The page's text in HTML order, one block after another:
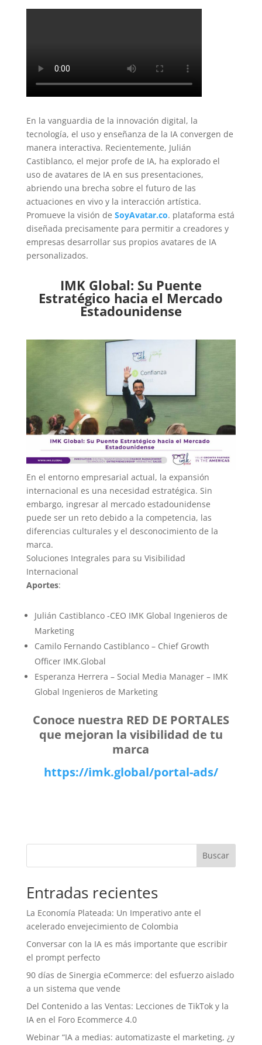
En la vanguardia de la innovación digital, la
tecnología, el uso y enseñanza de la IA convergen de
manera interactiva. Recientemente, Julián
Castiblanco, el mejor profe de IA, ha explorado el
uso de avatares de IA en sus presentaciones,
abriendo una brecha sobre el futuro de las
actuaciones en vivo y la interacción artística.
Promueve la visión de SoyAvatar.co. plataforma está
diseñada precisamente para permitir a creadores y
empresas desarrollar sus propios avatares de IA
personalizados.
IMK Global: Su Puente
Estratégico hacia el Mercado
Estadounidense
En el entorno empresarial actual, la expansión
internacional es una necesidad estratégica. Sin
embargo, ingresar al mercado estadounidense
puede ser un reto debido a la competencia, las
diferencias culturales y el desconocimiento de la
marca.
Soluciones Integrales para su Visibilidad
Internacional
Aportes:
Julián Castiblanco -CEO IMK Global Ingenieros de
Marketing
Camilo Fernando Castiblanco – Chief Growth
Officer IMK.Global
Esperanza Herrera – Social Media Manager – IMK
Global Ingenieros de Marketing
Conoce nuestra RED DE PORTALES
que mejoran la visibilidad de tu
marca
https://imk.global/portal-ads/
Buscar
Entradas recientes
La Economía Plateada: Un Imperativo ante el
acelerado envejecimiento de Colombia
Conversar con la IA es más importante que escribir
el prompt perfecto
90 días de Sinergia eCommerce: del esfuerzo aislado
a un sistema que vende
Del Contenido a las Ventas: Lecciones de TikTok y la
IA en el Foro Ecommerce 4.0
Webinar “IA a medias: automatizaste el marketing, ¿y